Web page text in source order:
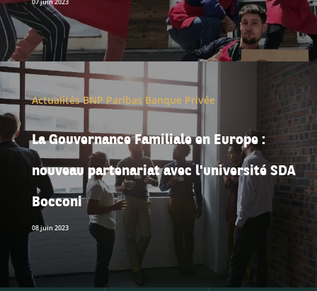
Actualités BNP Paribas Banque Privée
La Gouvernance Familiale en Europe :
nouveau partenariat avec l'université SDA
Bocconi
08 juin 2023